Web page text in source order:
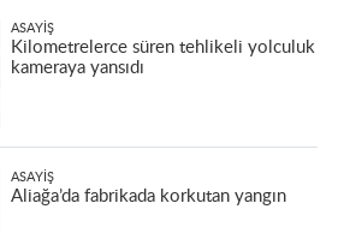
ASAYIŞ
Kilometrelerce süren tehlikeli yolculuk
kameraya yansıdı
ASAYIŞ
Aliağa’da fabrikada korkutan yangın